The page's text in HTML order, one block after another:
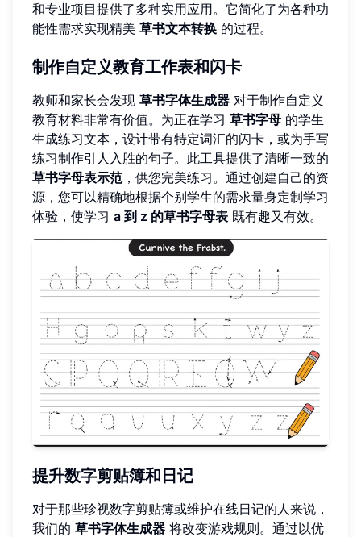
和专业项目提供了多种实用应用。它简化了为各种功
能性需求实现精美 草书文本转换 的过程。
制作自定义教育工作表和闪卡
教师和家长会发现 草书字体生成器 对于制作自定义
教育材料非常有价值。为正在学习 草书字母 的学生
生成练习文本，设计带有特定词汇的闪卡，或为手写
练习制作引人入胜的句子。此工具提供了清晰一致的
草书字母表示范，供您完美练习。通过创建自己的资
源，您可以精确地根据个别学生的需求量身定制学习
体验，使学习 a 到 z 的草书字母表 既有趣又有效。
提升数字剪贴簿和日记
对于那些珍视数字剪贴簿或维护在线日记的人来说，
我们的 草书字体生成器 将改变游戏规则。通过以优